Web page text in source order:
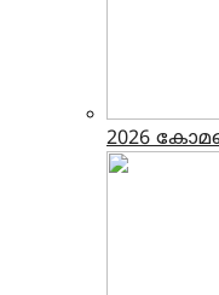
2026